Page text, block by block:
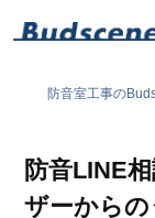
防音室工事の
防音LINE
ザーから